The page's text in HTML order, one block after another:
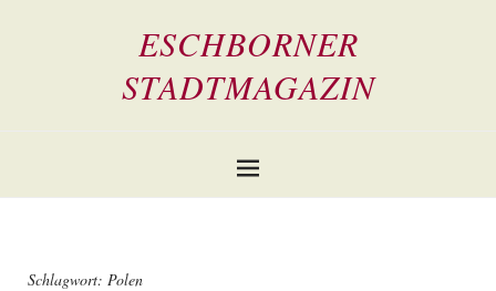
ESCHBORNER
STADTMAGAZIN
Schlagwort: Polen